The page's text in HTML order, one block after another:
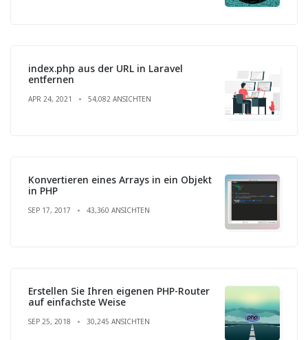
index.php aus der URL in Laravel
entfernen
APR 24, 2021 54,082 ANSICHTEN
Konvertieren eines Arrays in ein Objekt
in PHP
SEP 17, 2017 43,360 ANSICHTEN
Erstellen Sie Ihren eigenen PHP-Router
auf einfachste Weise
SEP 25, 2018 30,245 ANSICHTEN